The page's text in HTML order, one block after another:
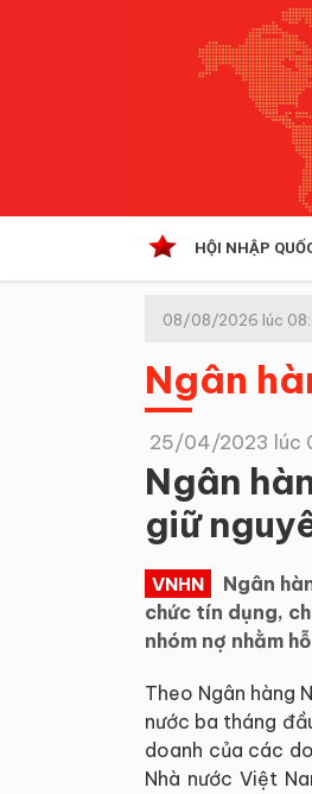
HỘI NHẬP
Kinh tế hội nhập
Doanh nghiệp
08/08/2026 lúc
Ngân
25/04/2023 lúc
Ngân
giữ
VNHN
Ngân
chức tín dụng,
nhóm nợ nhằm
Theo Ngân hàng
nước ba tháng
doanh của các
Nhà nước Việt